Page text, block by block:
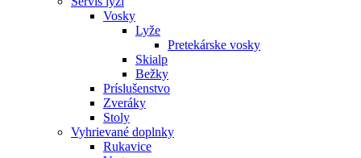
Vosky
Lyže
Pretekárske vosky
Skialp
Bežky
Príslušenstvo
Zveráky
Stoly
Vyhrievané doplnky
Rukavice